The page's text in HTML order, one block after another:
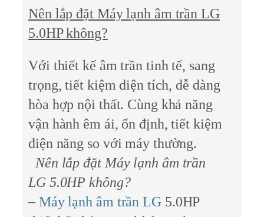
Nên lắp đặt Máy lạnh âm trần LG
5.0HP không?
Với thiết kế âm trần tinh tế, sang
trọng, tiết kiệm diện tích, dễ dàng
hòa hợp nội thất. Cùng khả năng
vận hành êm ái, ổn định, tiết kiệm
điện năng so với máy thường.
Nên lắp đặt Máy lạnh âm trần
LG 5.0HP không?
– Máy lạnh âm trần LG 5.0HP